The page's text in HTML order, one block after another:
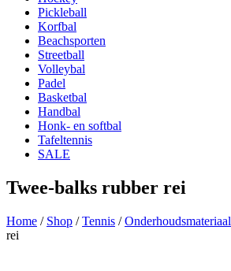
Pickleball
Korfbal
Beachsporten
Streetball
Volleybal
Padel
Basketbal
Handbal
Honk- en softbal
Tafeltennis
SALE
Twee-balks rubber rei
Home / Shop /Tennis /Onderhoudsmateriaal
rei